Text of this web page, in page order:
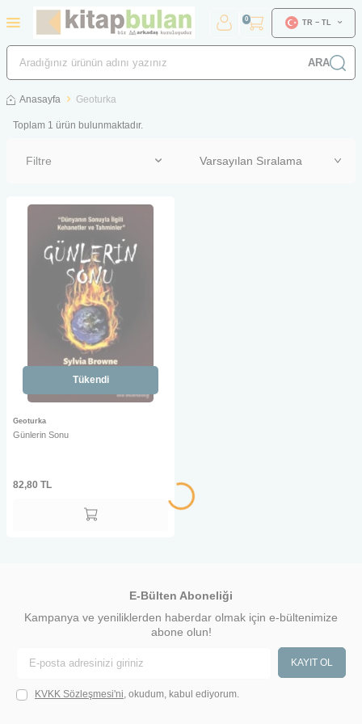
ARA
0 TR − TL
Anasayfa Geoturka
Toplam 1 ürün bulunmaktadır.
Filtre
Tükendi
Geoturka
Günlerin Sonu
82,80 TL
E-Bülten Aboneliği
Kampanya ve yeniliklerden haberdar olmak için e-bültenimize
abone olun!
KAYIT OL
KVKK Sözleşmesi'ni , okudum, kabul ediyorum.